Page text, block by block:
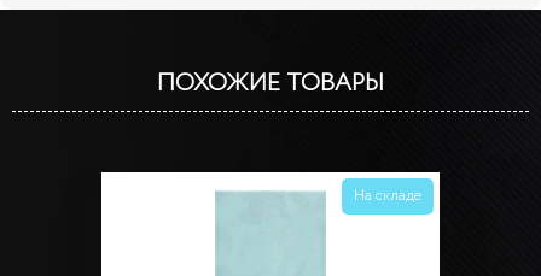
ПОХОЖИЕ ТОВАРЫ
На складе